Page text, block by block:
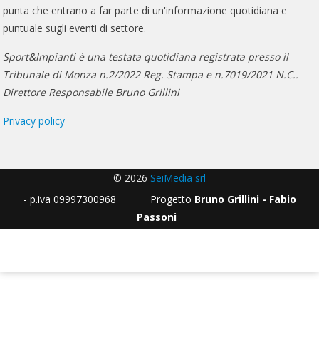
punta che entrano a far parte di un'informazione quotidiana e
puntuale sugli eventi di settore.
Sport&Impianti è una testata quotidiana registrata presso il
Tribunale di Monza n.2/2022 Reg. Stampa e n.7019/2021 N.C..
Direttore Responsabile Bruno Grillini
Privacy policy
© 2026 SeiMedia srl
- p.iva 09997300968 Progetto Bruno Grillini - Fabio
Passoni